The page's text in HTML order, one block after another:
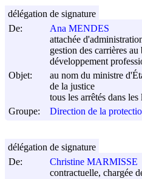
De:
Ana MENDES
attachée
gestion des carrières
développement
Objet:
au nom du ministre
de la justice
tous les arrêtés dans
Groupe:
Direction de la
délégation de signature
De:
Christine MARMISSE
contractuelle, chargée
délégation de signature